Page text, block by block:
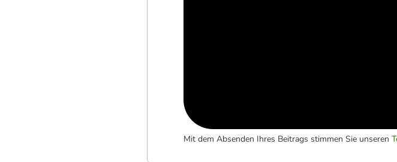
Mit dem Absenden Ihres Beitrags stimmen Sie unseren